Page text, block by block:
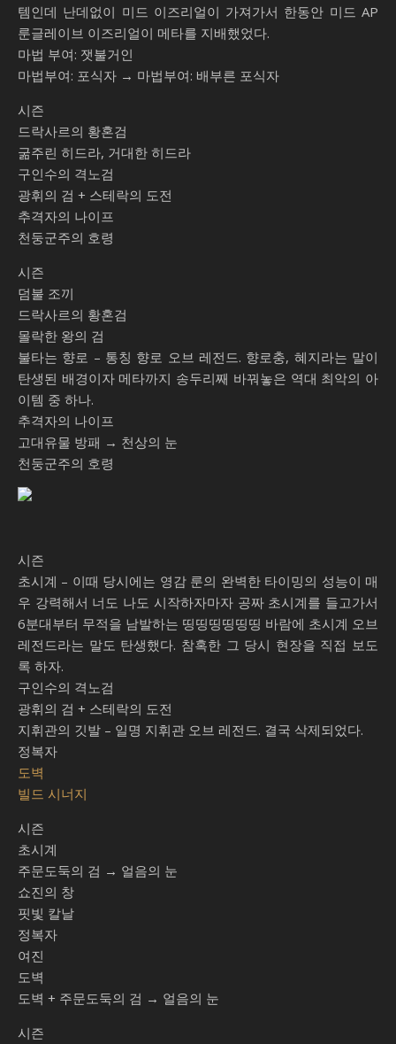
템인데 난데없이 미드 이즈리얼이 가져가서 한동안 미드 AP
룬글레이브 이즈리얼이 메타를 지배했었다.
마법 부여: 잿불거인
마법부여: 포식자 → 마법부여: 배부른 포식자
시즌
드락사르의 황혼검
굶주린 히드라, 거대한 히드라
구인수의 격노검
광휘의 검 + 스테락의 도전
추격자의 나이프
천둥군주의 호령
시즌
덤불 조끼
드락사르의 황혼검
몰락한 왕의 검
불타는 향로 – 통칭 향로 오브 레전드. 향로충, 혜지라는 말이
탄생된 배경이자 메타까지 송두리째 바꿔놓은 역대 최악의 아
이템 중 하나.
추격자의 나이프
고대유물 방패 → 천상의 눈
천둥군주의 호령
시즌
초시계 – 이때 당시에는 영감 룬의 완벽한 타이밍의 성능이 매
우 강력해서 너도 나도 시작하자마자 공짜 초시계를 들고가서
6분대부터 무적을 남발하는 띵띵띵띵띵띵 바람에 초시계 오브
레전드라는 말도 탄생했다. 참혹한 그 당시 현장을 직접 보도
록 하자.
구인수의 격노검
광휘의 검 + 스테락의 도전
지휘관의 깃발 – 일명 지휘관 오브 레전드. 결국 삭제되었다.
정복자
도벽
빌드 시너지
시즌
초시계
주문도둑의 검 → 얼음의 눈
쇼진의 창
핏빛 칼날
정복자
여진
도벽
도벽 + 주문도둑의 검 → 얼음의 눈
시즌